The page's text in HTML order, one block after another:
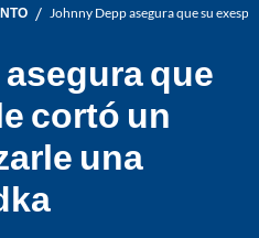
/ Johnny Depp asegura que su
que
cortó un
una